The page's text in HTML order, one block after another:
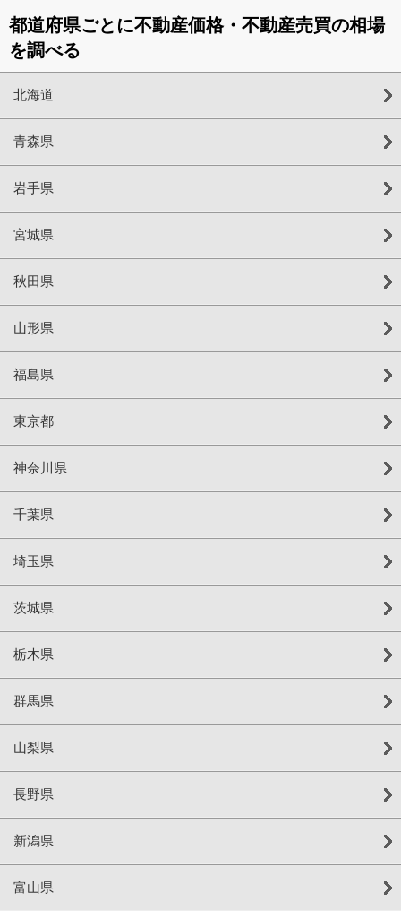
都道府県ごとに不動産価格・不動産売買の相場
を調べる
北海道
青森県
岩手県
宮城県
秋田県
山形県
福島県
東京都
神奈川県
千葉県
埼玉県
茨城県
栃木県
群馬県
山梨県
長野県
新潟県
富山県